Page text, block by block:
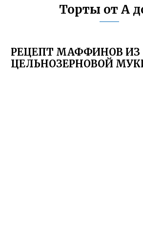
Торты от А
РЕЦЕПТ МАФФИНОВ ИЗ
ЦЕЛЬНОЗЕРНОВОЙ